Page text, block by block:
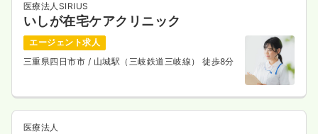
介護・福祉系正看護師 デイケア・デイサービス
給与 時給1,400円〜
時間 8:30～15:30
医療法人SIRIUS
いしが在宅ケアクリニック
エージェント求人
三重県四日市市 / 山城駅（三岐鉄道三岐線） 徒歩8分
医療法人